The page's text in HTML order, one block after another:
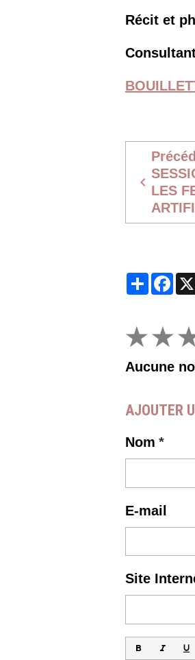
Récit et
LES
★★
Aucune
AJOUTER
Nom
E-mail
Site